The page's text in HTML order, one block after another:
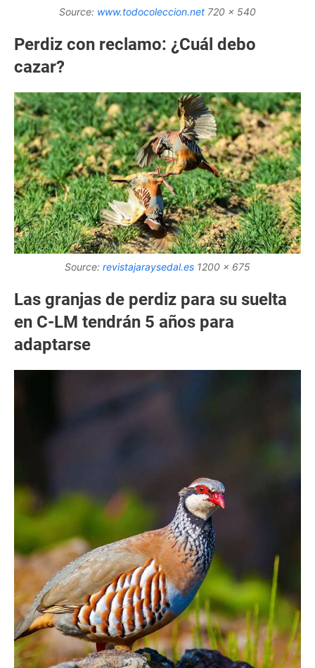
Source: www.todocoleccion.net 720 x 540
Perdiz con reclamo: ¿Cuál debo
cazar?
Source: revistajaraysedal.es 1200 x 675
Las granjas de perdiz para su suelta
en C-LM tendrán 5 años para
adaptarse